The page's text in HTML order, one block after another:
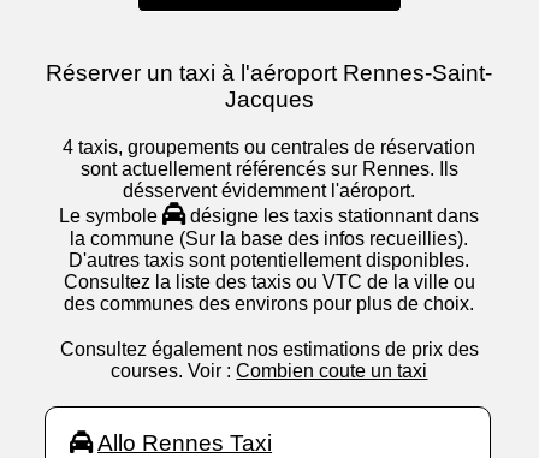
Réserver un taxi à l'aéroport Rennes-Saint-
Jacques
4 taxis, groupements ou centrales de réservation
sont actuellement référencés sur Rennes. Ils
désservent évidemment l'aéroport.
Le symbole
désigne les taxis stationnant dans
la commune (Sur la base des infos recueillies).
D'autres taxis sont potentiellement disponibles.
Consultez la liste des taxis ou VTC de la ville ou
des communes des environs pour plus de choix.
Consultez également nos estimations de prix des
courses. Voir :Combien coute un taxi
Allo Rennes Taxi